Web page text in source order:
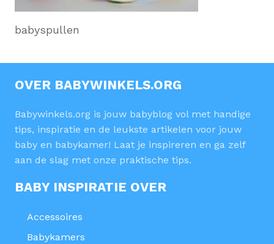
babyspullen
OVER BABYWINKELS.ORG
Babywinkels.org is jouw babyblog vol met handige
tips, inspiratie en de leukste artikelen voor jouw
baby en babykamer! Laat je inspireren en ga zelf
aan de slag met onze praktische tips.
BABY INSPIRATIE OVER
Accessoires
Babykamers